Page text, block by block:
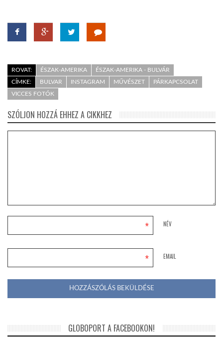
ROVAT: ÉSZAK-AMERIKA
ÉSZAK-AMERIKA - BULVÁR
CÍMKE:
BULVAR INSTAGRAM MŰVÉSZET
PÁRKAPCSOLAT
VICCES FOTÓK
SZÓLJON HOZZÁ EHHEZ A CIKKHEZ
NÉV
*
EMAIL
*
GLOBOPORT A FACEBOOKON!